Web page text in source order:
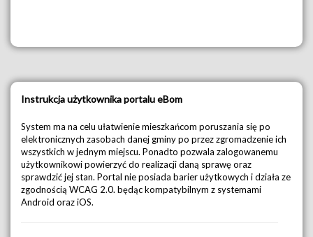
Instrukcja użytkownika portalu eBom
System ma na celu ułatwienie mieszkańcom poruszania się po
elektronicznych zasobach danej gminy po przez zgromadzenie ich
wszystkich w jednym miejscu. Ponadto pozwala zalogowanemu
użytkownikowi powierzyć do realizacji daną sprawę oraz
sprawdzić jej stan. Portal nie posiada barier użytkowych i działa ze
zgodnością WCAG 2.0. będąc kompatybilnym z systemami
Android oraz iOS.